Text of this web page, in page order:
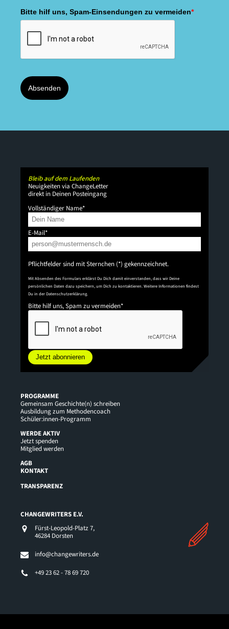
Bitte hilf uns, Spam-Einsendungen zu vermeiden*
Absenden
Bleib auf dem Laufenden
Neuigkeiten via ChangeLetter
direkt in Deinen Posteingang
Vollständiger Name*
E-Mail*
Pflichtfelder sind mit Sternchen (*) gekennzeichnet.
Mit Absenden des Formulars erklärst Du Dich damit einverstanden, dass wir Deine
persönlichen Daten dazu speichern, um Dich zu kontaktieren. Weitere Informationen findest
Du in derDatenschutzerklärung.
Bitte hilf uns, Spam zu vermeiden*
Jetzt abonnieren
PROGRAMME
Gemeinsam Geschichte(n) schreiben
Ausbildung zum Methodencoach
Schüler:innen-Programm
WERDE AKTIV
Jetzt spenden
Mitglied werden
AGB
KONTAKT
TRANSPARENZ
CHANGEWRITERS E.V.
Fürst-Leopold-Platz 7,
46284 Dorsten
info@changewriters.de
+49 23 62 - 78 69 720